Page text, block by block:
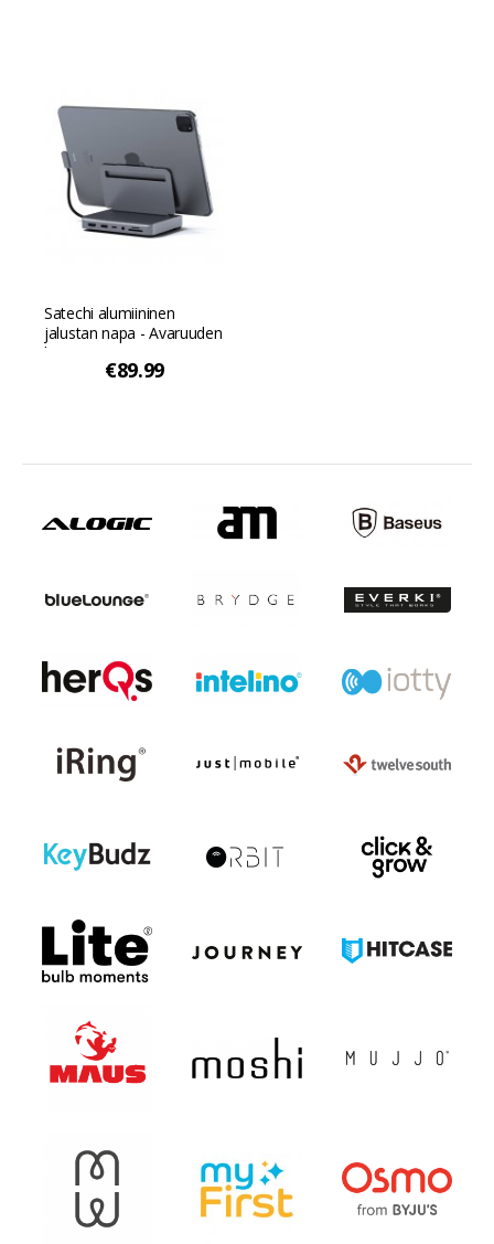
Satechi alumiininen
jalustan napa - Avaruuden
harmaa
€89.99